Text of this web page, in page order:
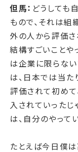
但馬： どうしても
もので、それは組
外の人から評価
結構すごいことや
は企業に限らない
は、日本では当た
評価されて初めて
入されていったじ
は、自分のやって
たとえば今日僕は